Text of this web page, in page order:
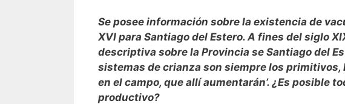
Se posee información sobre la existencia de
XVI para Santiago del Estero. A fines del siglo
descriptiva sobre la Provincia se Santiago del
sistemas de crianza son siempre los primitivos,
en el campo, que allí aumentarán’. ¿Es posible
productivo?